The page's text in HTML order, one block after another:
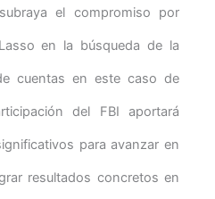
el compromiso por
en la búsqueda de la
cuentas en este caso de
del FBI aportará
para avanzar en
resultados concretos en